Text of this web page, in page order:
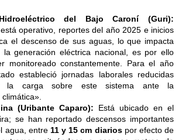
del Bajo Caroní (Guri):
operativo, reportes del año 2025 e inicios
el descenso de sus aguas, lo que impacta
la generación eléctrica nacional, es por ello
monitoreado constantemente. Para el año
estableció jornadas laborales reducidas
la carga sobre este sistema ante la
(Uribante Caparo): Está ubicado en el
se han reportado descensos importantes
agua, entre 11 y 15 cm diariospor efecto de